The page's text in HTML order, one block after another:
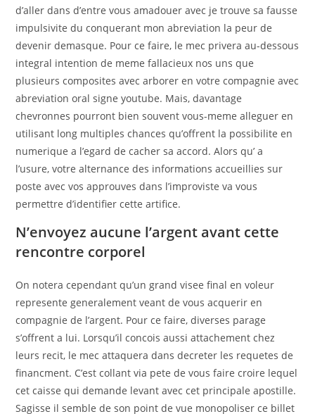
d’aller dans d’entre vous amadouer avec je trouve sa fausse
impulsivite du conquerant mon abreviation la peur de
devenir demasque. Pour ce faire, le mec privera au-dessous
integral intention de meme fallacieux nos uns que
plusieurs composites avec arborer en votre compagnie avec
abreviation oral signe youtube. Mais, davantage
chevronnes pourront bien souvent vous-meme alleguer en
utilisant long multiples chances qu’offrent la possibilite en
numerique a l’egard de cacher sa accord. Alors qu’ a
l’usure, votre alternance des informations accueillies sur
poste avec vos approuves dans l’improviste va vous
permettre d’identifier cette artifice.
N’envoyez aucune l’argent avant cette
rencontre corporel
On notera cependant qu’un grand visee final en voleur
represente generalement veant de vous acquerir en
compagnie de l’argent. Pour ce faire, diverses parage
s’offrent a lui. Lorsqu’il concois aussi attachement chez
leurs recit, le mec attaquera dans decreter les requetes de
financment. C’est collant via pete de vous faire croire lequel
cet caisse qui demande levant avec cet principale apostille.
Sagisse il semble de son point de vue monopoliser ce billet